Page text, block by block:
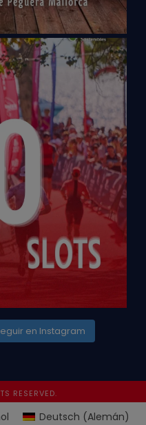
en Instagram
RESERVED.
Deutsch (Alemán)